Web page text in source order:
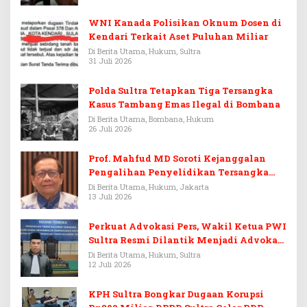
WNI Kanada Polisikan Oknum Dosen di
Kendari Terkait Aset Puluhan Miliar
Di Berita Utama, Hukum, Sultra
31 Juli 2026
Polda Sultra Tetapkan Tiga Tersangka
Kasus Tambang Emas Ilegal di Bombana
Di Berita Utama, Bombana, Hukum
26 Juli 2026
Prof. Mahfud MD Soroti Kejanggalan
Pengalihan Penyelidikan Tersangka
Febrie Adriansyah
Di Berita Utama, Hukum, Jakarta
13 Juli 2026
Perkuat Advokasi Pers, Wakil Ketua PWI
Sultra Resmi Dilantik Menjadi Advokat
PERADI
Di Berita Utama, Hukum, Sultra
12 Juli 2026
KPH Sultra Bongkar Dugaan Korupsi